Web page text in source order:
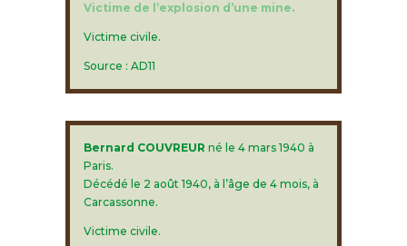
Victime de l’explosion d’une mine.
Victime civile.
Source : AD11
Bernard COUVREUR né le 4 mars 1940 à
Paris.
Décédé le 2 août 1940, à l’âge de 4 mois, à
Carcassonne.
Victime civile.